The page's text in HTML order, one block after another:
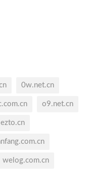
0w.net.cn
o9.net.cn
ezto.cn
welog.com.cn